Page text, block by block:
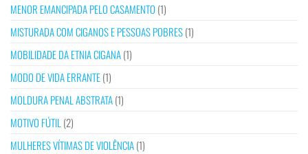
MENOR EMANCIPADA PELO CASAMENTO (1)
MISTURADA COM CIGANOS E PESSOAS POBRES(1)
MOBILIDADE DA ETNIA CIGANA(1)
MODO DE VIDA ERRANTE(1)
MOLDURA PENAL ABSTRATA(1)
MOTIVO FÚTIL (2)
MULHERES VÍTIMAS DE VIOLÊNCIA(1)